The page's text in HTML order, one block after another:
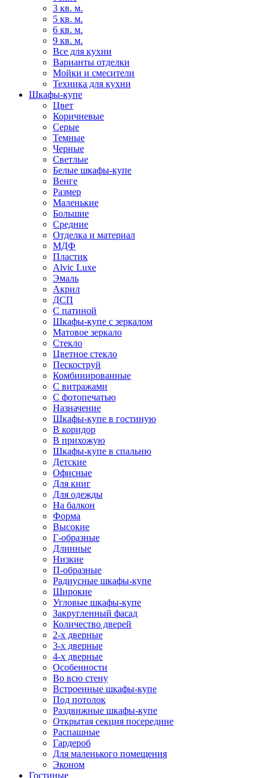
3 кв. м.
5 кв. м.
6 кв. м.
9 кв. м.
Все для кухни
Варианты отделки
Мойки и смесители
Техника для кухни
Шкафы-купе
Цвет
Коричневые
Серые
Темные
Черные
Светлые
Белые шкафы-купе
Венге
Размер
Маленькие
Большие
Средние
Отделка и материал
МДФ
Пластик
Alvic Luxe
Эмаль
Акрил
ДСП
С патиной
Шкафы-купе с зеркалом
Матовое зеркало
Стекло
Цветное стекло
Пескоструй
Комбинированные
С витражами
С фотопечатью
Назначение
Шкафы-купе в гостиную
В коридор
В прихожую
Шкафы-купе в спальню
Детские
Офисные
Для книг
Для одежды
На балкон
Форма
Высокие
Г-образные
Длинные
Низкие
П-образные
Радиусные шкафы-купе
Широкие
Угловые шкафы-купе
Закругленный фасад
Количество дверей
2-х дверные
3-х дверные
4-х дверные
Особенности
Во всю стену
Встроенные шкафы-купе
Под потолок
Раздвижные шкафы-купе
Открытая секция посередине
Распашные
Гардероб
Для маленького помещения
Эконом
Гостиные